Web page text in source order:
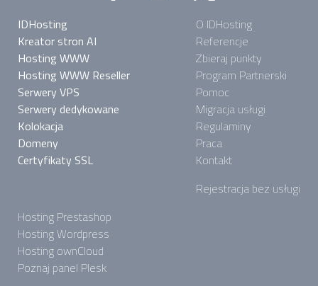
IDHosting
Kreator stron AI
Hosting WWW
Hosting WWW Reseller
Serwery VPS
Serwery dedykowane
Kolokacja
Domeny
Certyfikaty SSL
O IDHosting
Referencje
Zbieraj punkty
Program Partnerski
Pomoc
Migracja usługi
Regulaminy
Praca
Kontakt
Rejestracja bez usługi
Hosting Prestashop
Hosting Wordpress
Hosting ownCloud
Poznaj panel Plesk